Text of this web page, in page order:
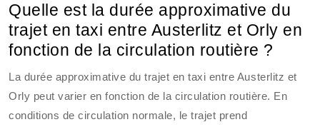
Quelle est la durée approximative du
trajet en taxi entre Austerlitz et Orly en
fonction de la circulation routière ?
La durée approximative du trajet en taxi entre Austerlitz et
Orly peut varier en fonction de la circulation routière. En
conditions de circulation normale, le trajet prend